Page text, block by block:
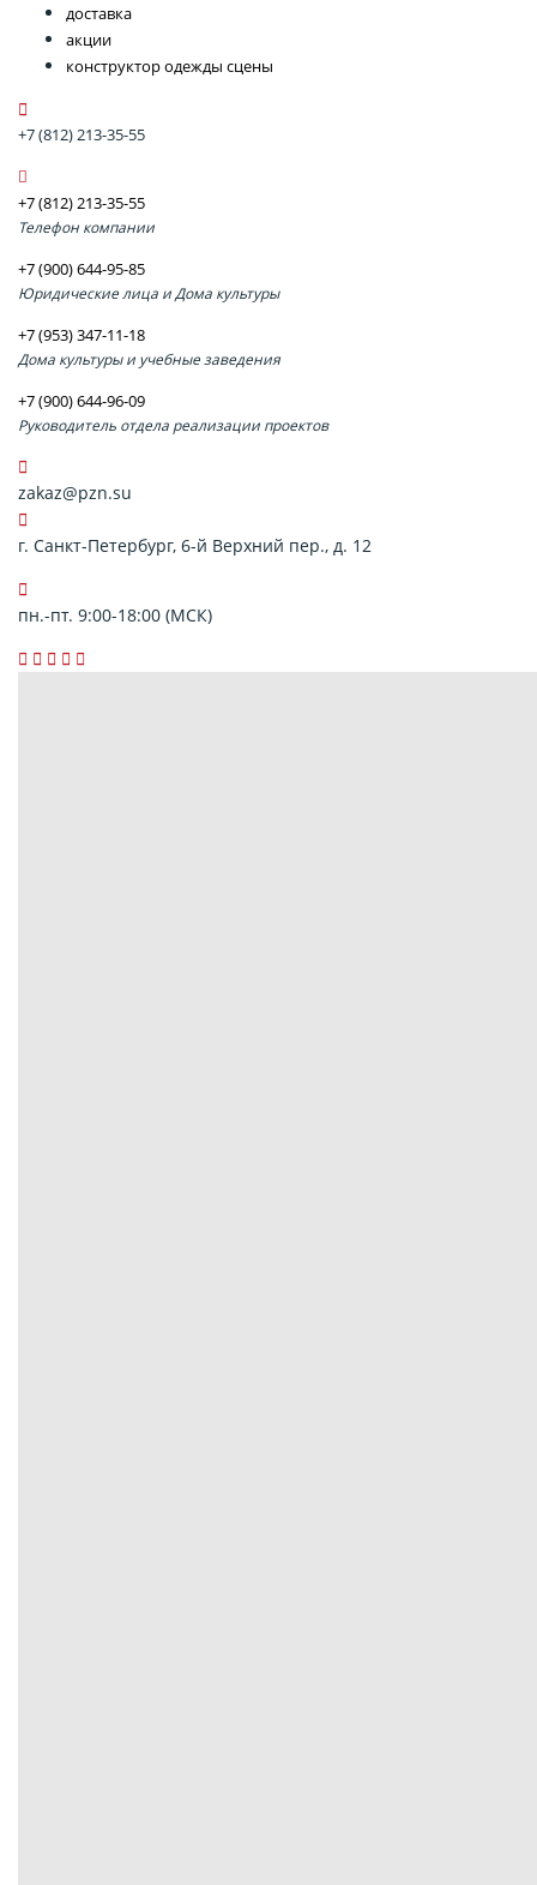
доставка
акции
конструктор одежды сцены
+7 (812) 213-35-55
+7 (812) 213-35-55
Телефон компании
+7 (900) 644-95-85
Юридические лица и Дома культуры
+7 (953) 347-11-18
Дома культуры и учебные заведения
+7 (900) 644-96-09
Руководитель отдела реализации проектов
zakaz@pzn.su
г. Санкт-Петербург, 6-й Верхний пер., д. 12
пн.-пт. 9:00-18:00 (МСК)